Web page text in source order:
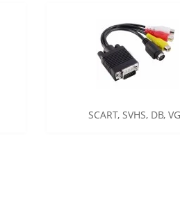
SCART, SVHS, DB,